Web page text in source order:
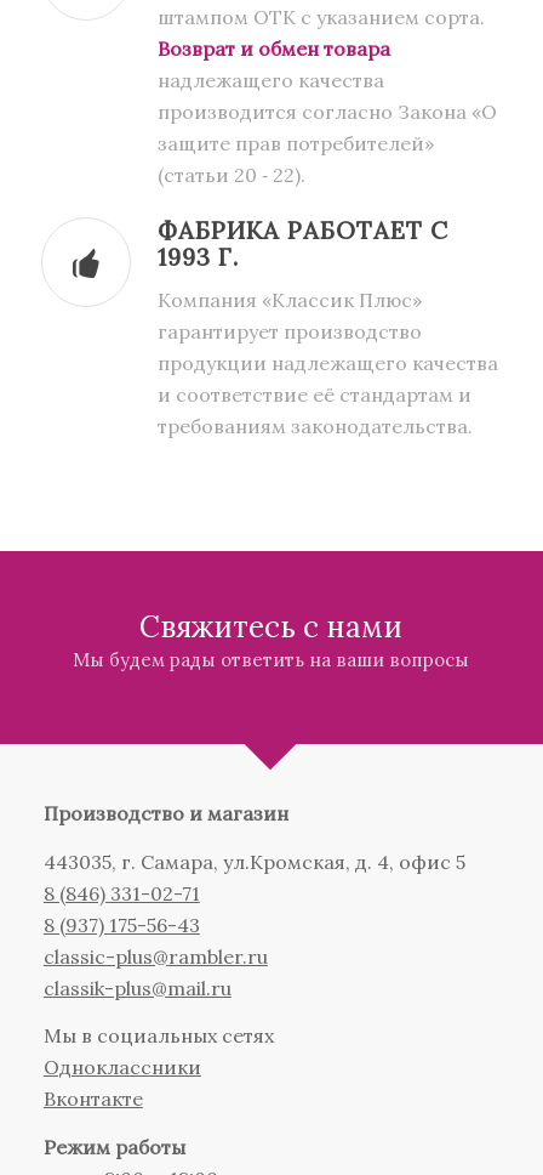
штампом ОТК с указанием сорта.
Возврат и обмен товара
надлежащего качества
производится согласно Закона «О
защите прав потребителей»
(статьи 20 ‑ 22).
ФАБРИКА РАБОТАЕТ С
1993 Г.
Компания «Классик Плюс»
гарантирует производство
продукции надлежащего качества
и соответствие её стандартам и
требованиям законодательства.
Свяжитесь с нами
Мы будем рады ответить на ваши вопросы
Производство и магазин
443035, г. Самара, ул.Кромская, д. 4, офис 5
8 (846) 331-02-71
8 (937) 175-56-43
сlassic-plus@rambler.ru
classik-plus@mail.ru
Мы в социальных сетях
Одноклассники
Вконтакте
Режим работы